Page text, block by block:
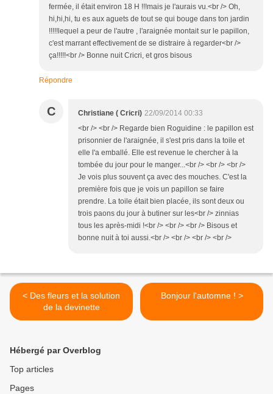
fermée, il était environ 18 H !!!mais je l'aurais vu.<br /> Oh,
hi,hi,hi, tu es aux aguets de tout se qui bouge dans ton jardin
!!!!!lequel a peur de l'autre , l'araignée montait sur le papillon,
c'est marrant effectivement de se distraire à regarder<br />
ça!!!!!<br /> Bonne nuit Cricri, et gros bisous
Répondre
C Christiane ( Cricri) 22/09/2014 00:33
<br /> <br /> Regarde bien Roguidine : le papillon est
prisonnier de l'araignée, il s'est pris dans la toile et
elle l'a emballé. Elle est revenue le chercher à la
tombée du jour pour le manger...<br /> <br /> <br />
Je vois plus souvent ça avec des mouches. C'est la
première fois que je vois un papillon se faire
prendre. La toile était bien placée, ils sont deux ou
trois paons du jour à butiner sur les<br /> zinnias
tous les après-midi !<br /> <br /> <br /> Bisous et
bonne nuit à toi aussi.<br /> <br /> <br /> <br />
< Des fleurs et la solution
de la devinette
Bonjour l'automne ! >
Hébergé par Overblog
Top articles
Pages